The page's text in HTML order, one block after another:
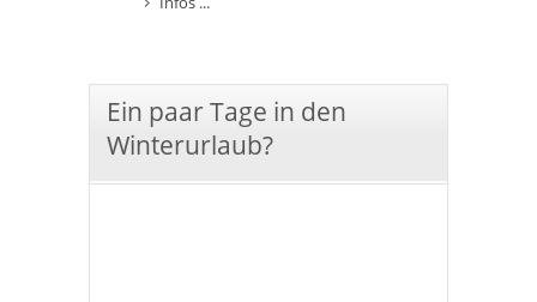
Ein paar Tage in den
Winterurlaub?